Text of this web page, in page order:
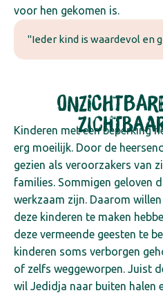
voor hen gekomen is.
"Ieder kind is waardevol en
Kinderen met een beperking
erg moeilijk. Door de
gezien als veroorzakers van
families. Sommigen geloven
werkzaam zijn. Daarom
deze kinderen te maken
deze vermeende geesten te
kinderen soms verborgen
of zelfs weggeworpen. Juist
wil Jedidja naar buiten halen